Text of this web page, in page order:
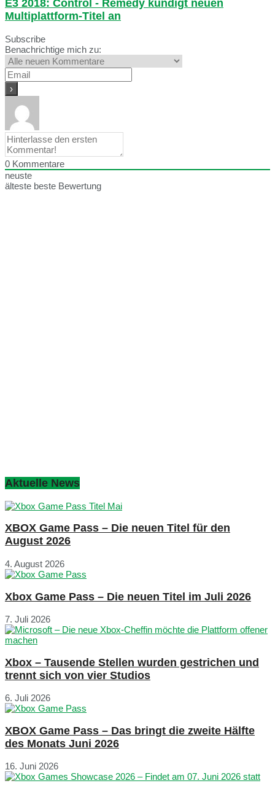
E3 2018: Control - Remedy kündigt neuen
Multiplattform-Titel an
Subscribe
Benachrichtige mich zu:
0 Kommentare
neuste
älteste beste Bewertung
Aktuelle News
XBOX Game Pass – Die neuen Titel für den
August 2026
4. August 2026
Xbox Game Pass – Die neuen Titel im Juli 2026
7. Juli 2026
Xbox – Tausende Stellen wurden gestrichen und
trennt sich von vier Studios
6. Juli 2026
XBOX Game Pass – Das bringt die zweite Hälfte
des Monats Juni 2026
16. Juni 2026